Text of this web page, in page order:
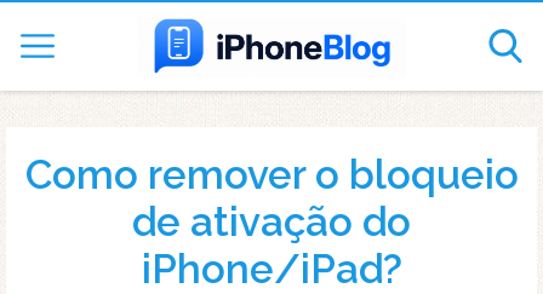
Como remover o bloqueio
de ativação do
iPhone/iPad?